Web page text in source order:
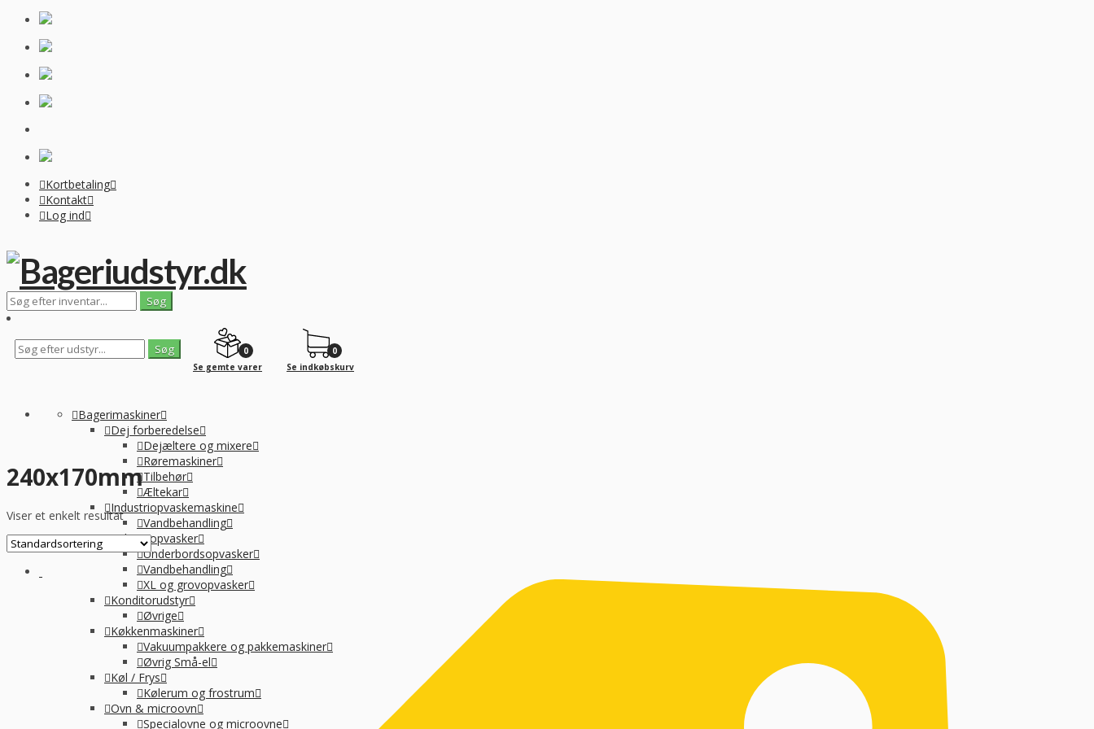
Kortbetaling
Kontakt
Log ind
0
Se gemte varer
0
Se indkøbskurv
Bagerimaskiner
Dej forberedelse
Dejæltere og mixere
Røremaskiner
Tilbehør
Æltekar
Industriopvaskemaskine
Vandbehandling
Industriopvasker
Underbordsopvasker
Vandbehandling
XL og grovopvasker
Konditorudstyr
Øvrige
Køkkenmaskiner
Vakuumpakkere og pakkemaskiner
Øvrig Små-el
Køl / Frys
Kølerum og frostrum
Ovn & microovn
Specialovne og microovne
240x170mm
Viser et enkelt resultat